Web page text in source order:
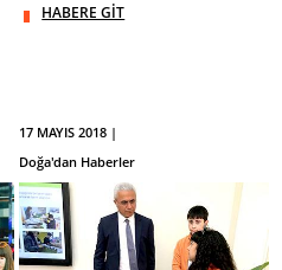
HABERE GİT
17 MAYIS 2018 |
Doğa'dan Haberler